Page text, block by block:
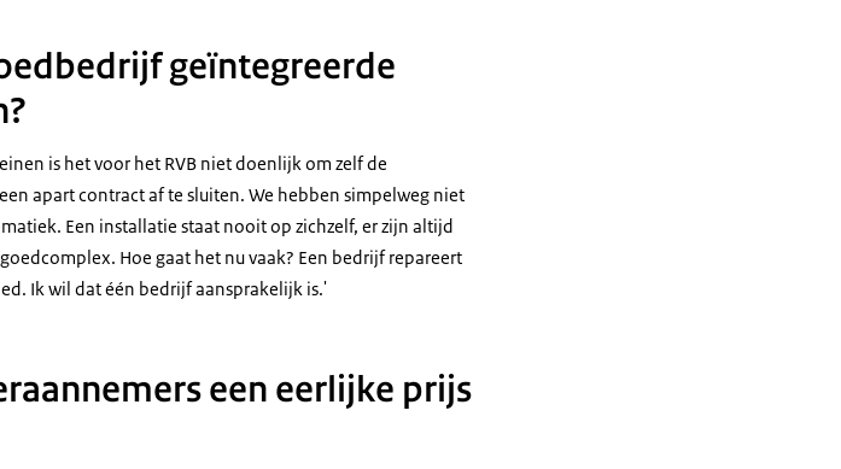
geïntegreerde
is het voor het RVB niet doenlijk om zelf de
apart contract af te sluiten. We hebben simpelweg niet
Een installatie staat nooit op zichzelf, er zijn altijd
Hoe gaat het nu vaak? Een bedrijf repareert
Ik wil dat één bedrijf aansprakelijk is.'
een eerlijke prijs